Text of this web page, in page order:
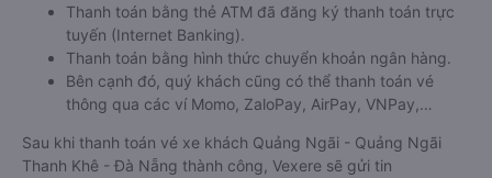
Thanh toán bằng thẻ ATM đã đăng ký thanh toán trực
tuyến (Internet Banking).
Thanh toán bằng hình thức chuyển khoản ngân hàng.
Bên cạnh đó, quý khách cũng có thể thanh toán vé
thông qua các ví Momo, ZaloPay, AirPay, VNPay,…
Sau khi thanh toán vé xe khách Quảng Ngãi - Quảng Ngãi
Thanh Khê - Đà Nẵng thành công, Vexere sẽ gửi tin